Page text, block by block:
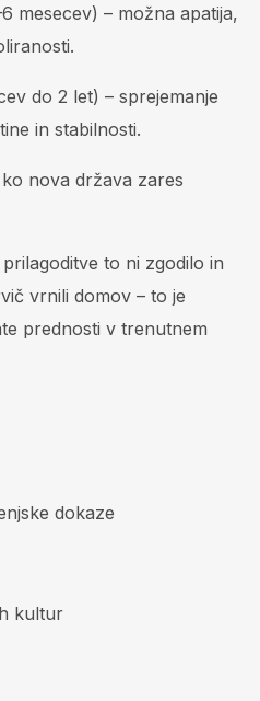
mesecev) – možna apatija,
do 2 let) – sprejemanje
in stabilnosti.
nova država zares
to ni zgodilo in
vrnili domov – to je
prednosti v trenutnem
dokaze
kultur